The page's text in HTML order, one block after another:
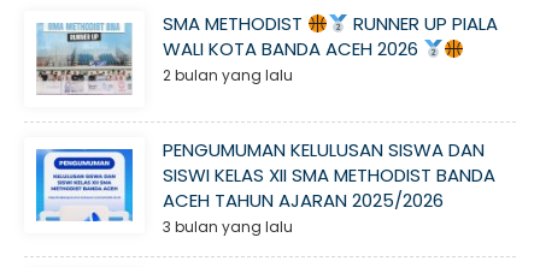
SMA METHODIST
RUNNER UP PIALA
WALI KOTA BANDA ACEH 2026
2 bulan yang lalu
PENGUMUMAN KELULUSAN SISWA DAN
SISWI KELAS XII SMA METHODIST BANDA
ACEH TAHUN AJARAN 2025/2026
3 bulan yang lalu